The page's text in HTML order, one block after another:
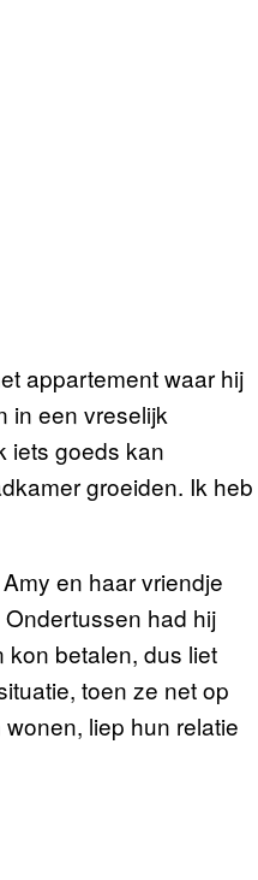
appartement waar hij
in een vreselijk
iets goeds kan
groeiden. Ik heb
en haar vriendje
had hij
kon betalen, dus liet
toen ze net op
liep hun relatie